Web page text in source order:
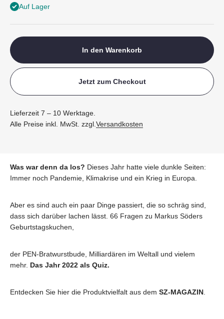
Auf Lager
In den Warenkorb
Jetzt zum Checkout
Lieferzeit 7 – 10 Werktage.
Alle Preise inkl. MwSt. zzgl.Versandkosten
Was war denn da los? Dieses Jahr hatte viele dunkle Seiten:
Immer noch Pandemie, Klimakrise und ein Krieg in Europa.
Aber es sind auch ein paar Dinge passiert, die so schräg sind,
dass sich darüber lachen lässt. 66 Fragen zu Markus Söders
Geburtstagskuchen,
der PEN-Bratwurstbude, Milliardären im Weltall und vielem
mehr. Das Jahr 2022 als Quiz.
Entdecken Sie hier die Produktvielfalt aus dem SZ-MAGAZIN.